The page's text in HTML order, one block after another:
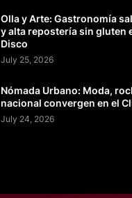
Olla y Arte: Gastronomía
y alta repostería sin gluten
Disco
July 25, 2026
Nómada Urbano: Moda,
nacional convergen en el
July 24, 2026